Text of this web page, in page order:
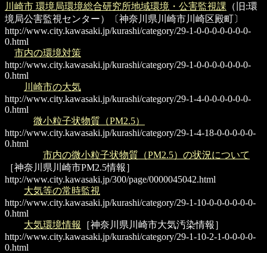
川崎市 環境局環境総合研究所地域環境・公害監視課 （旧:環
境局公害監視センター）〔神奈川県川崎市川崎区殿町〕
http://www.city.kawasaki.jp/kurashi/category/29-1-0-0-0-0-0-0-0-
0.html
市内の環境対策
http://www.city.kawasaki.jp/kurashi/category/29-1-0-0-0-0-0-0-0-
0.html
川崎市の大気
http://www.city.kawasaki.jp/kurashi/category/29-1-4-0-0-0-0-0-0-
0.html
微小粒子状物質（PM2.5）
http://www.city.kawasaki.jp/kurashi/category/29-1-4-18-0-0-0-0-0-
0.html
市内の微小粒子状物質（PM2.5）の状況について
［神奈川県川崎市PM2.5情報］
http://www.city.kawasaki.jp/300/page/0000045042.html
大気等の常時監視
http://www.city.kawasaki.jp/kurashi/category/29-1-10-0-0-0-0-0-0-
0.html
大気環境情報
［神奈川県川崎市大気汚染情報］
http://www.city.kawasaki.jp/kurashi/category/29-1-10-2-1-0-0-0-0-
0.html